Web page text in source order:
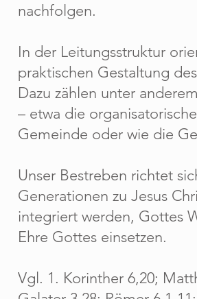
nachfolgen.
In der Leitungsstruktur
praktischen Gestaltung
Dazu zählen unter
– etwa die
Gemeinde oder wie die
Unser Bestreben richtet
Generationen zu Jesus
integriert werden, Gottes
Ehre Gottes einsetzen.
Vgl. 1. Korinther 6,20;